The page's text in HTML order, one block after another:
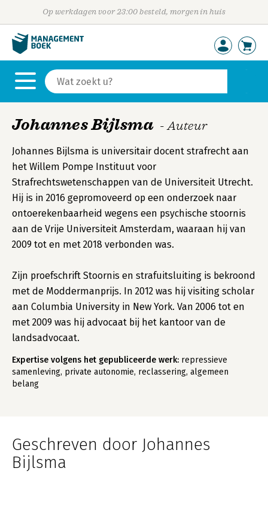
Op werkdagen voor 23:00 besteld, morgen in huis
Johannes Bijlsma - Auteur
Johannes Bijlsma is universitair docent strafrecht aan
het Willem Pompe Instituut voor
Strafrechtswetenschappen van de Universiteit Utrecht.
Hij is in 2016 gepromoveerd op een onderzoek naar
ontoerekenbaarheid wegens een psychische stoornis
aan de Vrije Universiteit Amsterdam, waaraan hij van
2009 tot en met 2018 verbonden was.
Zijn proefschrift Stoornis en strafuitsluiting is bekroond
met de Moddermanprijs. In 2012 was hij visiting scholar
aan Columbia University in New York. Van 2006 tot en
met 2009 was hij advocaat bij het kantoor van de
landsadvocaat.
Expertise volgens het gepubliceerde werk: repressieve
samenleving, private autonomie, reclassering, algemeen
belang
Geschreven door Johannes
Bijlsma